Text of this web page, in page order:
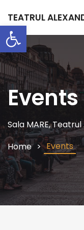
TEATRUL
Events
Sala MARE,
Home
Events